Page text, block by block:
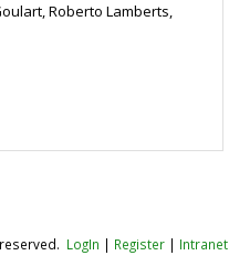
Roberto Lamberts,
LogIn | Register | Intranet